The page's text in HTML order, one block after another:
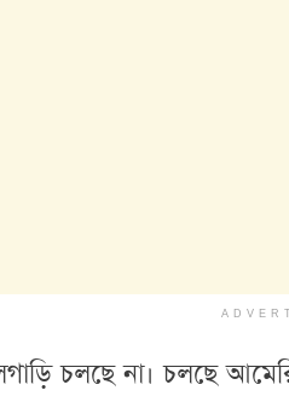
চলছে না। চলছে